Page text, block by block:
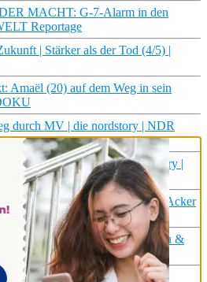
MACHT: G-7-Alarm in den
Reportage
| Stärker als der Tod (4/5) |
Amaël (20) auf dem Weg in sein
durch MV | die nordstory | NDR
| die nordstory |
– Roboter statt Bauern auf dem Acker
Weg zum Schulabschluss | Doku &
Skateboard